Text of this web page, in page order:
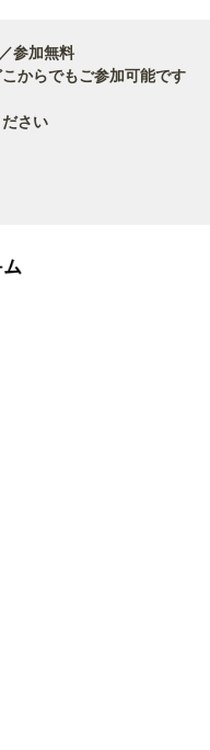
参加無料
からでもご参加可能です
さい